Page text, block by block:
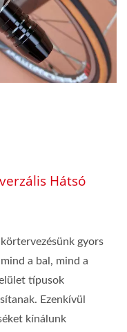
Hátsó
gyors
a bal, mind a
típusok
Ezenkívül
kínálunk